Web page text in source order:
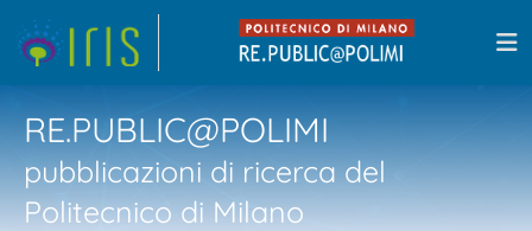
RE.PUBLIC@POLIMI
pubblicazioni di ricerca del
Politecnico di Milano